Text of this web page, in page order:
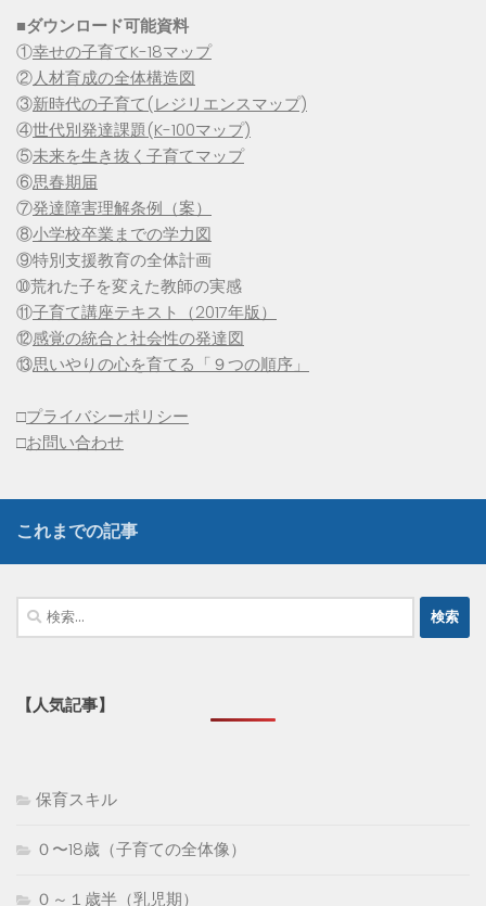
■ダウンロード可能資料
①幸せの子育てK-18マップ
②人材育成の全体構造図
③新時代の子育て(レジリエンスマップ)
④世代別発達課題(K-100マップ)
⑤未来を生き抜く子育てマップ
⑥思春期届
⑦発達障害理解条例（案）
⑧小学校卒業までの学力図
⑨特別支援教育の全体計画
➉荒れた子を変えた教師の実感
⑪子育て講座テキスト（2017年版）
⑫感覚の統合と社会性の発達図
⑬思いやりの心を育てる「９つの順序」
□プライバシーポリシー
□お問い合わせ
これまでの記事
検
索:
【人気記事】
保育スキル
０〜18歳（子育ての全体像）
０～１歳半（乳児期）